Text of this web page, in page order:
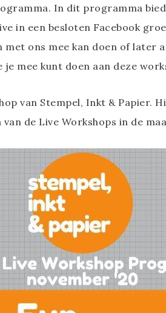
In dit programma
in een besloten Facebook
ons mee kan doen of later
je mee kunt doen aan deze
van Stempel, Inkt & Papier.
de Live Workshops in de